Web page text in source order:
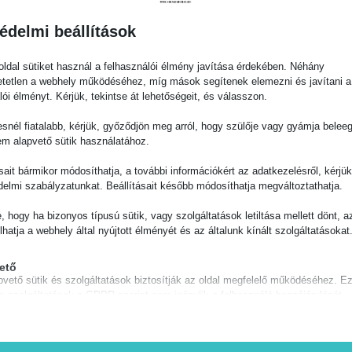
Gyors szállítás
automata 1-2
munkanap alatt
Vadász utca 8/b
Hétfőtől Péntekig 09-17
Leírás
Hasonló termékek
beállítások
sütiket használ a felhasználói élmény javítása érdekében. Néhány
a webhely működéséhez, míg mások segítenek elemezni és javítani a
élményt. Kérjük, tekintse át lehetőségeit, és válasszon.
fiatalabb, kérjük, győződjön meg arról, hogy szülője vagy gyámja
alapvető sütik használatához.
bármikor módosíthatja, a további információkért az adatkezelésről,
szabályzatunkat. Beállításait később módosíthatja megváltoztathatja.
hogy ha bizonyos típusú sütik, vagy szolgáltatások letiltása mellett dönt,
a webhely által nyújtott élményét és az általunk kínált szolgáltatásokat.
sütik és szolgáltatások biztosítják az oldal megfelelő működéséhez.
szolgáltatások a GDPR szerint nem igénylik a felhasználó hozzájárulását.